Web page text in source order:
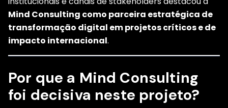
Mind Consulting como parceira estratégica de
transformação digital em projetos críticos e de
impacto internacional.
Por que a Mind Consulting
foi decisiva neste projeto?